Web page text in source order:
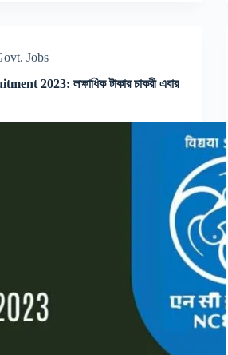
Jobs
2023: লক্ষাধিক টাকার চাকরী এবার